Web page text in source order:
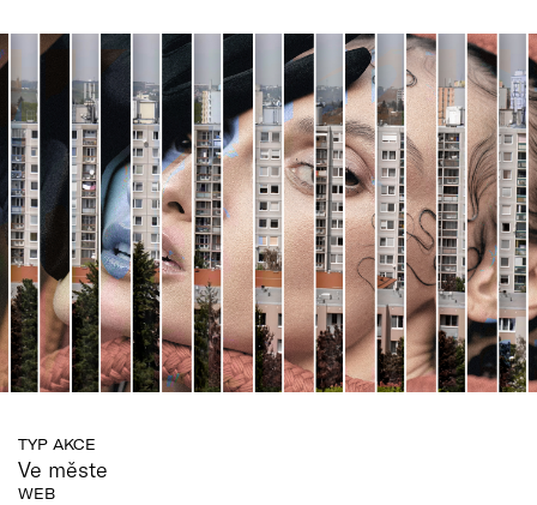
Vše o ČT
TYP AKCE
Ve měste
WEB